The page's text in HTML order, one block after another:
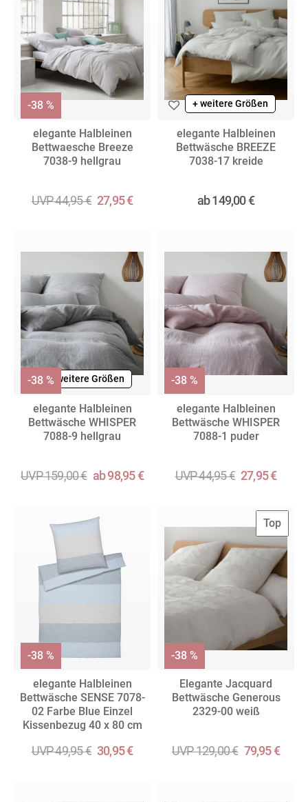
elegante Halbleinen
Bettwaesche Breeze
7038-9 hellgrau
UVP 44,95 € 27,95 €
-38 % + weitere Größen
elegante Halbleinen
Bettwäsche BREEZE
7038-17 kreide
ab 149,00 €
+ weitere Größen
elegante Halbleinen
Bettwäsche WHISPER
7088-9 hellgrau
UVP 159,00 € ab 98,95 €
-38 %
elegante Halbleinen
Bettwäsche WHISPER
7088-1 puder
UVP 44,95 € 27,95 €
-38 %
elegante Halbleinen
Bettwäsche SENSE 7078-
02 Farbe Blue Einzel
Kissenbezug 40 x 80 cm
UVP 49,95 € 30,95 €
-38 %
Top
Elegante Jacquard
Bettwäsche Generous
2329-00 weiß
UVP 129,00 € 79,95 €
-38 %